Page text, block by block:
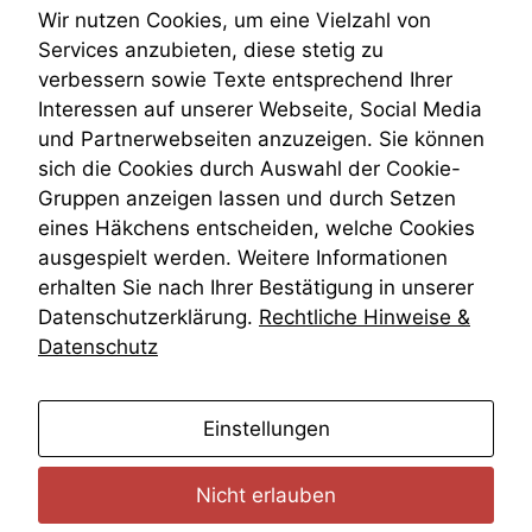
Teilungsklage
Venezuela
VRK
Wiederherstellungsanordnung
Zivilprozessordnung
ZPO
Zustellfiktion
Zuständigkeit
Öffentliches Personalrecht
Öffentlichkeitsprinzip
Wir nutzen Cookies, um eine Vielzahl von
Services anzubieten, diese stetig zu
verbessern sowie Texte entsprechend Ihrer
Interessen auf unserer Webseite, Social Media
und Partnerwebseiten anzuzeigen. Sie können
sich die Cookies durch Auswahl der Cookie-
Gruppen anzeigen lassen und durch Setzen
eines Häkchens entscheiden, welche Cookies
ausgespielt werden. Weitere Informationen
erhalten Sie nach Ihrer Bestätigung in unserer
Datenschutzerklärung. Rechtliche Hinweise &
Datenschutz
Einstellungen
Nicht erlauben
deaktivieren,
kann die
Website nicht
zu 100%
funktionieren.
Marketing
Wir speichern
anonyme Daten ab,
um interne
marketingtechnische
Auswertungen
zu verbessern.